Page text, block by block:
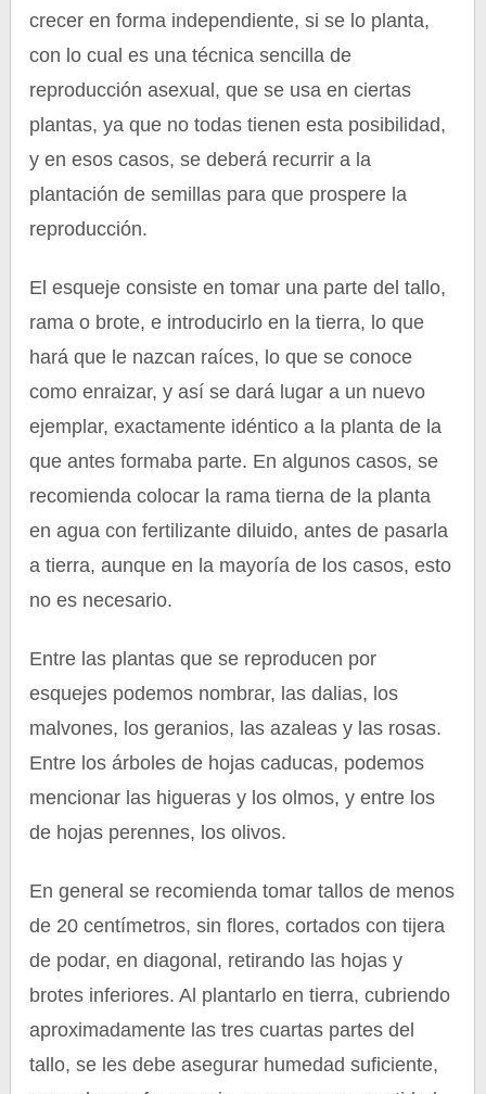
crecer en forma independiente, si se lo planta,
con lo cual es una técnica sencilla de
reproducción asexual, que se usa en ciertas
plantas, ya que no todas tienen esta posibilidad,
y en esos casos, se deberá recurrir a la
plantación de semillas para que prospere la
reproducción.
El esqueje consiste en tomar una parte del tallo,
rama o brote, e introducirlo en la tierra, lo que
hará que le nazcan raíces, lo que se conoce
como enraizar, y así se dará lugar a un nuevo
ejemplar, exactamente idéntico a la planta de la
que antes formaba parte. En algunos casos, se
recomienda colocar la rama tierna de la planta
en agua con fertilizante diluido, antes de pasarla
a tierra, aunque en la mayoría de los casos, esto
no es necesario.
Entre las plantas que se reproducen por
esquejes podemos nombrar, las dalias, los
malvones, los geranios, las azaleas y las rosas.
Entre los árboles de hojas caducas, podemos
mencionar las higueras y los olmos, y entre los
de hojas perennes, los olivos.
En general se recomienda tomar tallos de menos
de 20 centímetros, sin flores, cortados con tijera
de podar, en diagonal, retirando las hojas y
brotes inferiores. Al plantarlo en tierra, cubriendo
aproximadamente las tres cuartas partes del
tallo, se les debe asegurar humedad suficiente,